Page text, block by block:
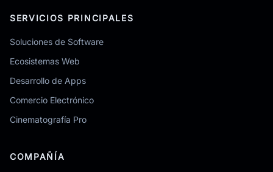
SERVICIOS PRINCIPALES
Soluciones de Software
Ecosistemas Web
Desarrollo de Apps
Comercio Electrónico
Cinematografía Pro
COMPAÑÍA